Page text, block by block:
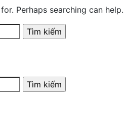
Perhaps searching can help.